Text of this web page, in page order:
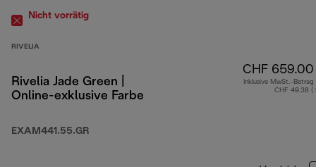
Nicht vorrätig
RIVELIA
Rivelia Jade Green |
Online-exklusive Farbe
EXAM441.55.GR
CHF 659.00
Inklusive MwSt.-Betrag
CHF 49.38 (